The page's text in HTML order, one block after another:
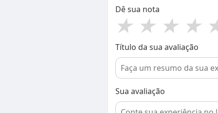
Dê sua nota
★ ★ ★ ★
Título da sua avaliação
Sua avaliação